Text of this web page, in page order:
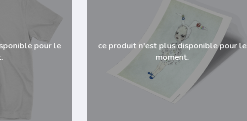
pour le
ce produit n'est plus disponible pour le
moment.